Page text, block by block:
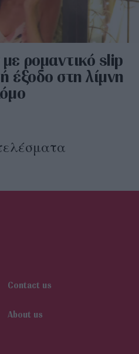
ρομαντικό slip
έξοδο στη λίμνη
Contact us
About us